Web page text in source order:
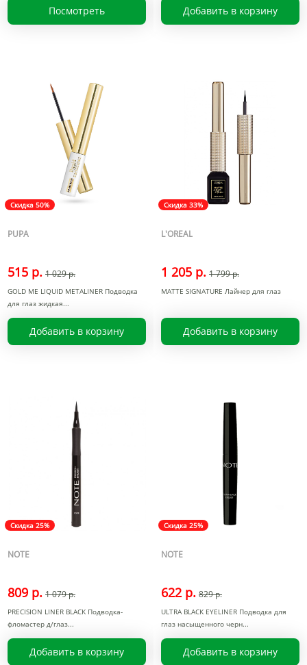
Посмотреть Добавить в корзину
Скидка 50%
PUPA
515 р. 1 029 р.
GOLD ME LIQUID METALINER Подводка
для глаз жидкая
Добавить в корзину
Скидка 33%
L'OREAL
1 205 р. 1 799 р.
MATTE SIGNATURE Лайнер для глаз
Добавить в корзину
Скидка 25%
NOTE
809 р. 1 079 р.
PRECISION LINER BLACK Подводка-
фломастер д/глаз
Добавить в корзину
Скидка 25%
NOTE
622 р. 829 р.
ULTRA BLACK EYELINER Подводка для
глаз насыщенного черн
Добавить в корзину